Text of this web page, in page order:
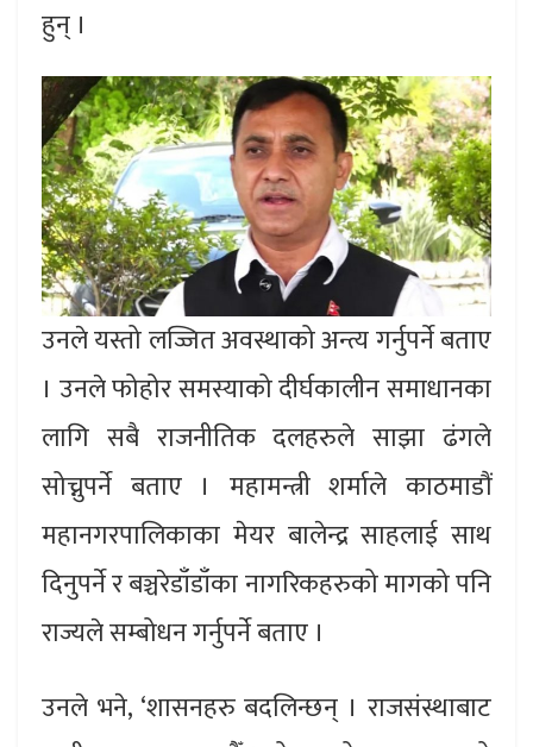
हुन् ।
उनले यस्तो लज्जित अवस्थाको अन्त्य गर्नुपर्ने बताए
। उनले फोहोर समस्याको दीर्घकालीन समाधानका
लागि सबै राजनीतिक दलहरुले साझा ढंगले
सोच्नुपर्ने बताए । महामन्त्री शर्माले काठमाडौं
महानगरपालिकाका मेयर बालेन्द्र साहलाई साथ
दिनुपर्ने र बञ्चरेडाँडाँका नागरिकहरुको मागको पनि
राज्यले सम्बोधन गर्नुपर्ने बताए ।
उनले भने, ‘शासनहरु बदलिन्छन् । राजसंस्थाबाट